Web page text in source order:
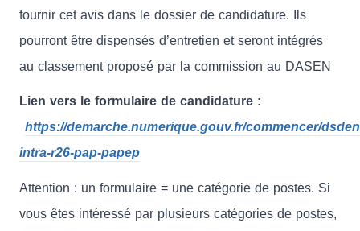
fournir cet avis dans le dossier de candidature. Ils
pourront être dispensés d’entretien et seront intégrés
au classement proposé par la commission au DASEN
Lien vers le formulaire de candidature :
https://demarche.numerique.gouv.fr/commencer/
intra-r26-pap-papep
Attention : un formulaire = une catégorie de postes. Si
vous êtes intéressé par plusieurs catégories de postes,